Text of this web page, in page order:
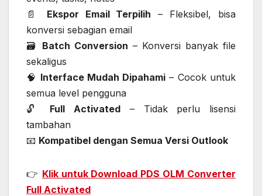
📄 Ekspor Email Terpilih – Fleksibel, bisa
konversi sebagian email
🗃️ Batch Conversion – Konversi banyak file
sekaligus
🧠 Interface Mudah Dipahami – Cocok untuk
semua level pengguna
🔓 Full Activated – Tidak perlu lisensi
tambahan
📧 Kompatibel dengan Semua Versi Outlook
👉 Klik untuk Download PDS OLM Converter
Full Activated